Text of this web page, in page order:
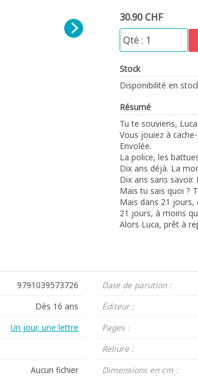
30.90 CHF
Stock
Disponibilité en
Résumé
Tu te souviens,
Vous jouiez à
Envolée.
La police, les
Dix ans déjà. La
Dix ans sans
Mais tu sais quoi ?
Mais dans 21 jours,
21 jours, à moins
Alors Luca, prêt à
9791039573726
Dès 16 ans
Un jour, une lettre
Aucun fichier
Date de parution :
Éditeur :
Pages :
Reliure :
Dimensions en cm :